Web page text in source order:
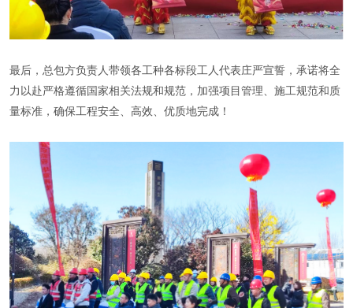
最后，总包方负责人带领各工种各标段工人代表庄严宣誓，承诺将全
力以赴严格遵循国家相关法规和规范，加强项目管理、施工规范和质
量标准，确保工程安全、高效、优质地完成！